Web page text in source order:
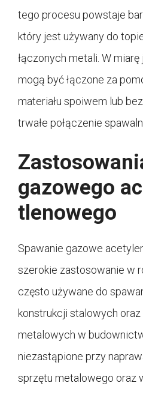
tego procesu powstaje
który jest używany do
łączonych metali. W
mogą być łączone za
materiału spoiwem lub
trwałe połączenie
gazowego
tlenowego
Spawanie gazowe
szerokie zastosowanie w
często używane do
konstrukcji stalowych
metalowych w
niezastąpione przy
sprzętu metalowego oraz